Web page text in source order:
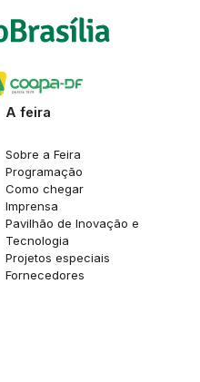
A feira
Sobre a Feira
Programação
Como chegar
Imprensa
Pavilhão de Inovação e
Tecnologia
Projetos especiais
Fornecedores